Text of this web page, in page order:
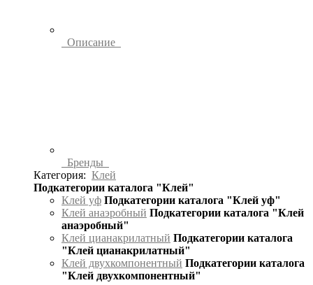
Описание
Бренды
Категория: Клей
Подкатегории каталога "Клей"
Клей уф Подкатегории каталога "Клей уф"
Клей анаэробный Подкатегории каталога "Клей
анаэробный"
Клей цианакрилатный Подкатегории каталога
"Клей цианакрилатный"
Клей двухкомпонентный Подкатегории каталога
"Клей двухкомпонентный"